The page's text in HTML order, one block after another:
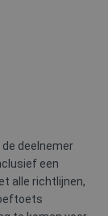
de deelnemer
een
alle richtlijnen,